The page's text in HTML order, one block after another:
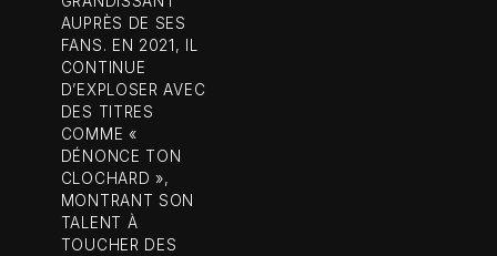
AUPRÈS DE SES
FANS. EN 2021, IL
CONTINUE
D’EXPLOSER AVEC
DES TITRES
COMME «
DÉNONCE TON
CLOCHARD »,
MONTRANT SON
TALENT À
TOUCHER DES